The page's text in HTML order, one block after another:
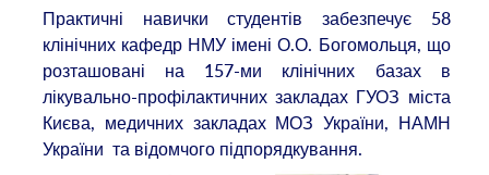
Практичні навички студентів забезпечує 58
клінічних кафедр НМУ імені О.О. Богомольця, що
розташовані на 157-ми клінічних базах в
лікувально-профілактичних закладах ГУОЗ міста
Києва, медичних закладах МОЗ України, НАМН
України та відомчого підпорядкування.